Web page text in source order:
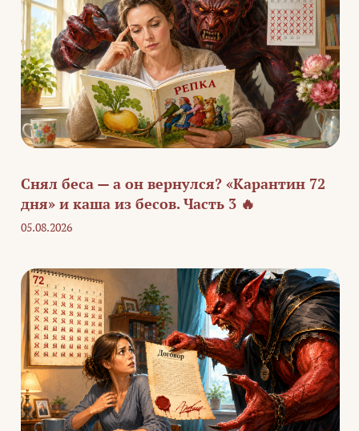
Снял беса — а он вернулся? «Карантин 72
дня» и каша из бесов. Часть 3 🔥
05.08.2026